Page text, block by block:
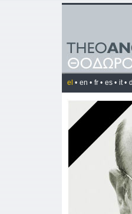
el • en • fr • es • it •